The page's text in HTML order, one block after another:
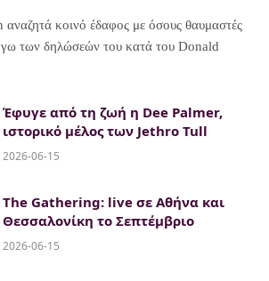
κοινό έδαφος με όσους θαυμαστές
των δηλώσεών του κατά του Donald
Έφυγε από τη ζωή η Dee Palmer,
ιστορικό μέλος των Jethro Tull
2026-06-15
The Gathering: live σε Αθήνα και
Θεσσαλονίκη το Σεπτέμβριο
2026-06-15